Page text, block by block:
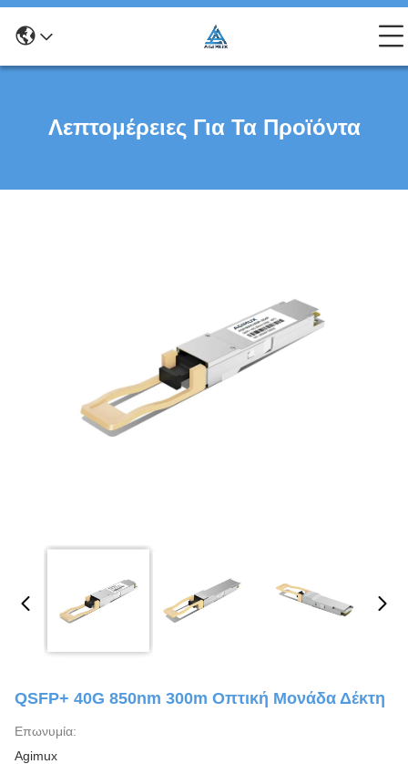
Λεπτομέρειες Για Τα Προϊόντα
QSFP+ 40G 850nm 300m Οπτική Μονάδα Δέκτη
Επωνυμία:
Agimux